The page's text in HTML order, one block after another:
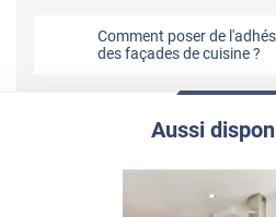
Comment poser de
des façades de cuisine ?
Aussi